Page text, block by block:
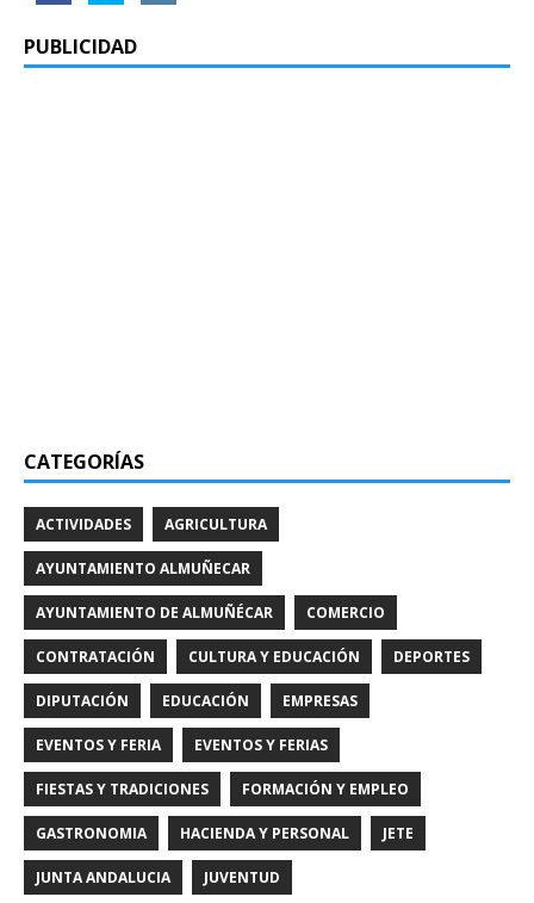
PUBLICIDAD
CATEGORÍAS
ACTIVIDADES AGRICULTURA
AYUNTAMIENTO ALMUÑECAR
AYUNTAMIENTO DE ALMUÑÉCAR COMERCIO
CONTRATACIÓN CULTURA Y EDUCACIÓN DEPORTES
DIPUTACIÓN EDUCACIÓN EMPRESAS
EVENTOS Y FERIA EVENTOS Y FERIAS
FIESTAS Y TRADICIONES FORMACIÓN Y EMPLEO
GASTRONOMIA HACIENDA Y PERSONAL JETE
JUNTA ANDALUCIA JUVENTUD